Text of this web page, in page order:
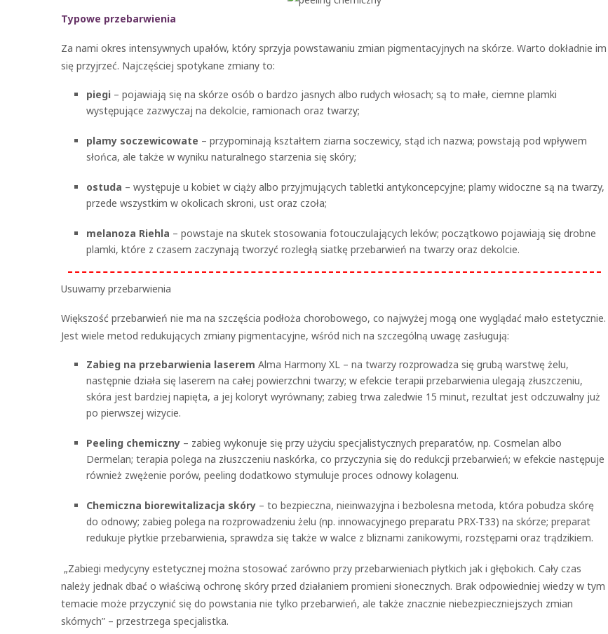
Typowe przebarwienia
Za nami okres intensywnych upałów, który sprzyja powstawaniu zmian pigmentacyjnych na skórze. Warto dokładnie im
się przyjrzeć. Najczęściej spotykane zmiany to:
piegi – pojawiają się na skórze osób o bardzo jasnych albo rudych włosach; są to małe, ciemne plamki
występujące zazwyczaj na dekolcie, ramionach oraz twarzy;
plamy soczewicowate – przypominają kształtem ziarna soczewicy, stąd ich nazwa; powstają pod wpływem
słońca, ale także w wyniku naturalnego starzenia się skóry;
ostuda – występuje u kobiet w ciąży albo przyjmujących tabletki antykoncepcyjne; plamy widoczne są na twarzy,
przede wszystkim w okolicach skroni, ust oraz czoła;
melanoza Riehla – powstaje na skutek stosowania fotouczulających leków; początkowo pojawiają się drobne
plamki, które z czasem zaczynają tworzyć rozległą siatkę przebarwień na twarzy oraz dekolcie.
Usuwamy przebarwienia
Większość przebarwień nie ma na szczęścia podłoża chorobowego, co najwyżej mogą one wyglądać mało estetycznie.
Jest wiele metod redukujących zmiany pigmentacyjne, wśród nich na szczególną uwagę zasługują:
Zabieg na przebarwienia laserem Alma Harmony XL – na twarzy rozprowadza się grubą warstwę żelu,
następnie działa się laserem na całej powierzchni twarzy; w efekcie terapii przebarwienia ulegają złuszczeniu,
skóra jest bardziej napięta, a jej koloryt wyrównany; zabieg trwa zaledwie 15 minut, rezultat jest odczuwalny już
po pierwszej wizycie.
Peeling chemiczny – zabieg wykonuje się przy użyciu specjalistycznych preparatów, np. Cosmelan albo
Dermelan; terapia polega na złuszczeniu naskórka, co przyczynia się do redukcji przebarwień; w efekcie następuje
również zwężenie porów, peeling dodatkowo stymuluje proces odnowy kolagenu.
Chemiczna biorewitalizacja skóry – to bezpieczna, nieinwazyjna i bezbolesna metoda, która pobudza skórę
do odnowy; zabieg polega na rozprowadzeniu żelu (np. innowacyjnego preparatu PRX-T33) na skórze; preparat
redukuje płytkie przebarwienia, sprawdza się także w walce z bliznami zanikowymi, rozstępami oraz trądzikiem.
„Zabiegi medycyny estetycznej można stosować zarówno przy przebarwieniach płytkich jak i głębokich. Cały czas
należy jednak dbać o właściwą ochronę skóry przed działaniem promieni słonecznych. Brak odpowiedniej wiedzy w tym
temacie może przyczynić się do powstania nie tylko przebarwień, ale także znacznie niebezpieczniejszych zmian
skórnych” – przestrzega specjalistka.